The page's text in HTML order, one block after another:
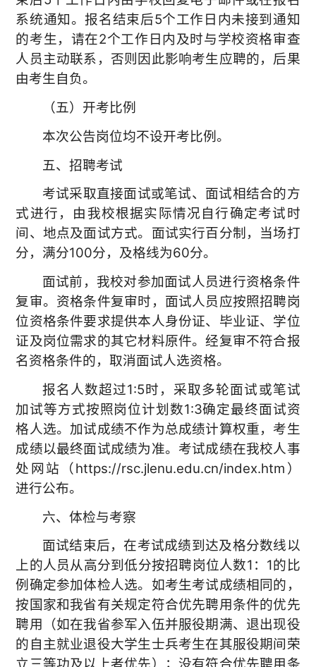
系统通知。报名结束后5个工作日内未接到通知
的考生，请在2个工作日内及时与学校资格审查
人员主动联系，否则因此影响考生应聘的，后果
由考生自负。
（五）开考比例
本次公告岗位均不设开考比例。
五、招聘考试
考试采取直接面试或笔试、面试相结合的方
式进行，由我校根据实际情况自行确定考试时
间、地点及面试方式。面试实行百分制，当场打
分，满分100分，及格线为60分。
面试前，我校对参加面试人员进行资格条件
复审。资格条件复审时，面试人员应按照招聘岗
位资格条件要求提供本人身份证、毕业证、学位
证及岗位需求的其它材料原件。经复审不符合报
名资格条件的，取消面试人选资格。
报名人数超过1:5时，采取多轮面试或笔试
加试等方式按照岗位计划数1:3确定最终面试资
格人选。加试成绩不作为总成绩计算权重，考生
成绩以最终面试成绩为准。考试成绩在我校人事
处网站（https://rsc.jlenu.edu.cn/index.htm）
进行公布。
六、体检与考察
面试结束后，在考试成绩到达及格分数线以
上的人员从高分到低分按招聘岗位人数1：1的比
例确定参加体检人选。如考生考试成绩相同的，
按国家和我省有关规定符合优先聘用条件的优先
聘用（如在我省参军入伍并服役期满、退出现役
的自主就业退役大学生士兵考生在其服役期间荣